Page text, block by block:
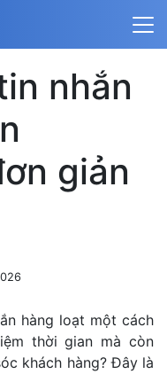
nhắn
giản
hàng loạt một cách
thời gian mà còn
khách hàng? Đây là